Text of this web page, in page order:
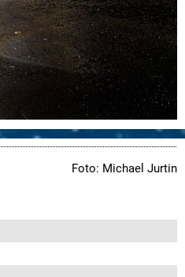
Foto: Michael Jurtin